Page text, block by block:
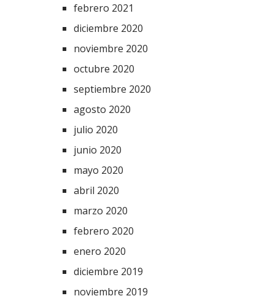
febrero 2021
diciembre 2020
noviembre 2020
octubre 2020
septiembre 2020
agosto 2020
julio 2020
junio 2020
mayo 2020
abril 2020
marzo 2020
febrero 2020
enero 2020
diciembre 2019
noviembre 2019